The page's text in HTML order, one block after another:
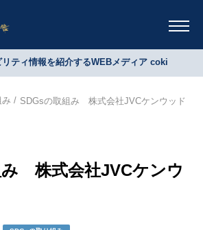
ティ情報を紹介するWEBメディア coki
SDGsの取組み 株式会社JVCケンウッド
株式会社JVCケンウ